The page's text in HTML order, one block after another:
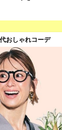
おしゃれコーデ